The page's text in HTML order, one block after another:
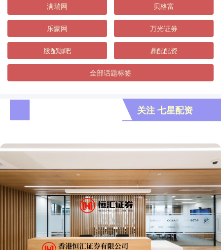
满瑞网 贝格富
乐蒙网 万光证券
股配咖吧 鼎配配资
全部话题标签
关注 七星配资